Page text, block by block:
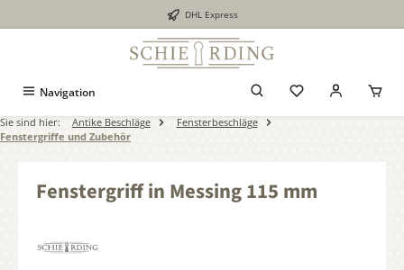
DHL Express
Navigation
Sie sind hier: Antike Beschläge
Fensterbeschläge
Fenstergriffe und Zubehör
Fenstergriff in Messing 115 mm